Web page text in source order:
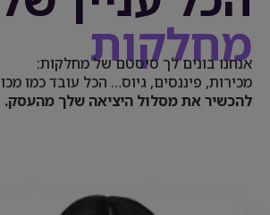
מחלקות
אנחנו בונים לך סיסטם של מחלקות:
מכירות, פיננסים, גיוס… הכל עובד כמו
להכשיר את מסלול היציאה שלך מהעסק.